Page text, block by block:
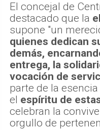
El concejal de
destacado que la
supone "un
quienes dedican
demás,
entrega, la
vocación de
parte de la
el espíritu de
celebran la
orgullo de